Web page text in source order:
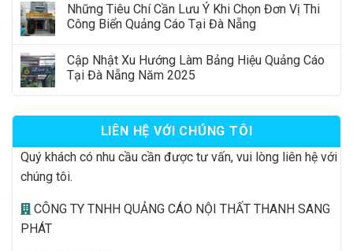
Những Tiêu Chí Cần Lưu Ý Khi Chọn Đơn Vị Thi
Công Biển Quảng Cáo Tại Đà Nẵng
Cập Nhật Xu Hướng Làm Bảng Hiệu Quảng Cáo
Tại Đà Nẵng Năm 2025
LIÊN HỆ VỚI CHÚNG TÔI
Quý khách có nhu cầu cần được tư vấn, vui lòng liên hệ với
chúng tôi.
CÔNG TY TNHH QUẢNG CÁO NỘI THẤT THANH SANG
PHÁT